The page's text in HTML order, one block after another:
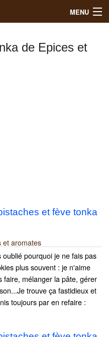
MENU
de Epices et
et fève tonka
et aromates
oublié pourquoi je ne fais pas
plus souvent : je n'aime
faire, mélanger la pâte, gérer
trouve ça fastidieux et
toujours par en refaire :